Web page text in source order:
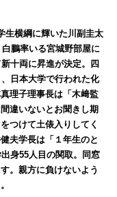
生横綱に輝いた川副圭太
鵬率いる宮城野部屋に
十両に昇進が決定。四
日本大学で行われた化
理子理事長は「木﨑監
違いないとお聞きし期
つけて土俵入りしてく
夫学長は「１年生のと
身55人目の関取。同窓
。親方に負けないよう